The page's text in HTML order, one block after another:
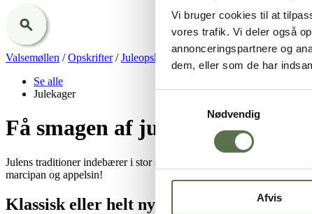
Vi bruger cookies til at
vores trafik. Vi deler også
annonceringspartnere og
dem, eller som de har
Nødvendig
Afvis
Valsemøllen /Opskrifter/Juleopskrifter
Julekager
Se alle
Julekager
Få smagen af jul med delikate
Julens traditioner indebærer i stor stil pynt og gaver, men også
marcipan og appelsin!
Klassisk eller helt ny smagsoplevelse